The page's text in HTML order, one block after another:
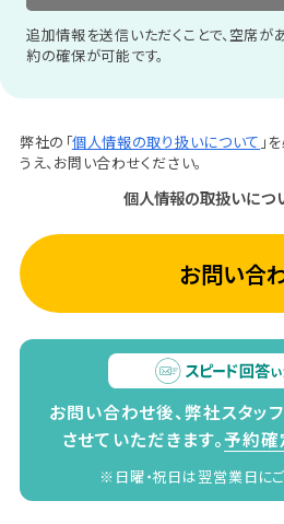
追加情報を送信いただくことで、空席
約の確保が可能です。
弊社の「個人情報の取り扱いについて 」
うえ、お問い合わせください。
個人情報の取扱いにつ
お問い合
お問い合わせ後、弊社スタッ
させていただきます。予約確
※日曜・祝日は翌営業日にご